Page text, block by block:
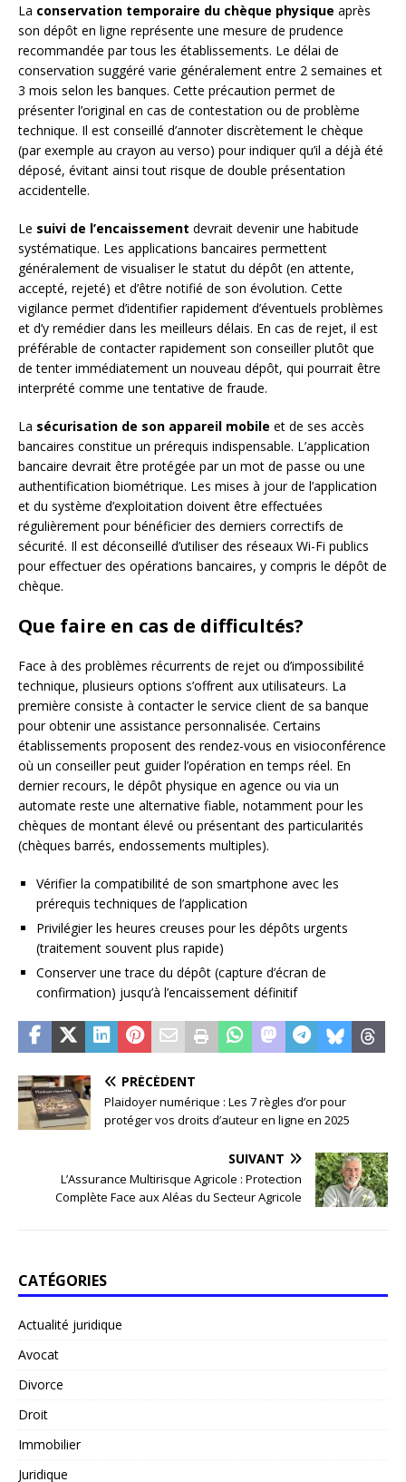
La conservation temporaire du chèque physique après
son dépôt en ligne représente une mesure de prudence
recommandée par tous les établissements. Le délai de
conservation suggéré varie généralement entre 2 semaines et
3 mois selon les banques. Cette précaution permet de
présenter l’original en cas de contestation ou de problème
technique. Il est conseillé d’annoter discrètement le chèque
(par exemple au crayon au verso) pour indiquer qu’il a déjà été
déposé, évitant ainsi tout risque de double présentation
accidentelle.
Le suivi de l’encaissement devrait devenir une habitude
systématique. Les applications bancaires permettent
généralement de visualiser le statut du dépôt (en attente,
accepté, rejeté) et d’être notifié de son évolution. Cette
vigilance permet d’identifier rapidement d’éventuels problèmes
et d’y remédier dans les meilleurs délais. En cas de rejet, il est
préférable de contacter rapidement son conseiller plutôt que
de tenter immédiatement un nouveau dépôt, qui pourrait être
interprété comme une tentative de fraude.
La sécurisation de son appareil mobile et de ses accès
bancaires constitue un prérequis indispensable. L’application
bancaire devrait être protégée par un mot de passe ou une
authentification biométrique. Les mises à jour de l’application
et du système d’exploitation doivent être effectuées
régulièrement pour bénéficier des derniers correctifs de
sécurité. Il est déconseillé d’utiliser des réseaux Wi-Fi publics
pour effectuer des opérations bancaires, y compris le dépôt de
chèque.
Que faire en cas de difficultés?
Face à des problèmes récurrents de rejet ou d’impossibilité
technique, plusieurs options s’offrent aux utilisateurs. La
première consiste à contacter le service client de sa banque
pour obtenir une assistance personnalisée. Certains
établissements proposent des rendez-vous en visioconférence
où un conseiller peut guider l’opération en temps réel. En
dernier recours, le dépôt physique en agence ou via un
automate reste une alternative fiable, notamment pour les
chèques de montant élevé ou présentant des particularités
(chèques barrés, endossements multiples).
Vérifier la compatibilité de son smartphone avec les
prérequis techniques de l’application
Privilégier les heures creuses pour les dépôts urgents
(traitement souvent plus rapide)
Conserver une trace du dépôt (capture d’écran de
confirmation) jusqu’à l’encaissement définitif
PRÉCÉDENT
Plaidoyer numérique : Les 7 règles d’or pour
protéger vos droits d’auteur en ligne en 2025
SUIVANT
L’Assurance Multirisque Agricole : Protection
Complète Face aux Aléas du Secteur Agricole
CATÉGORIES
Actualité juridique
Avocat
Divorce
Droit
Immobilier
Juridique